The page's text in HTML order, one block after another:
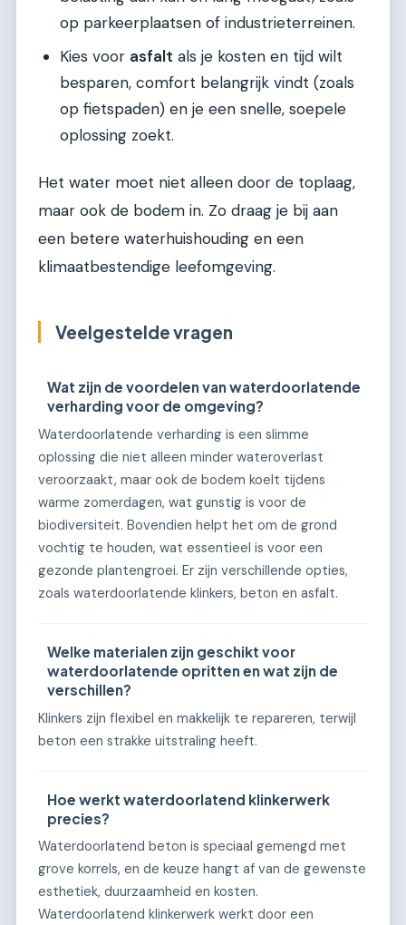
op parkeerplaatsen of industrieterreinen.
Kies voor asfalt als je kosten en tijd wilt
besparen, comfort belangrijk vindt (zoals
op fietspaden) en je een snelle, soepele
oplossing zoekt.
Het water moet niet alleen door de toplaag,
maar ook de bodem in. Zo draag je bij aan
een betere waterhuishouding en een
klimaatbestendige leefomgeving.
Veelgestelde vragen
Wat zijn de voordelen van waterdoorlatende
verharding voor de omgeving?
Waterdoorlatende verharding is een slimme
oplossing die niet alleen minder wateroverlast
veroorzaakt, maar ook de bodem koelt tijdens
warme zomerdagen, wat gunstig is voor de
biodiversiteit. Bovendien helpt het om de grond
vochtig te houden, wat essentieel is voor een
gezonde plantengroei. Er zijn verschillende opties,
zoals waterdoorlatende klinkers, beton en asfalt.
Welke materialen zijn geschikt voor
waterdoorlatende opritten en wat zijn de
verschillen?
Klinkers zijn flexibel en makkelijk te repareren, terwijl
beton een strakke uitstraling heeft.
Hoe werkt waterdoorlatend klinkerwerk
precies?
Waterdoorlatend beton is speciaal gemengd met
grove korrels, en de keuze hangt af van de gewenste
esthetiek, duurzaamheid en kosten.
Waterdoorlatend klinkerwerk werkt door een